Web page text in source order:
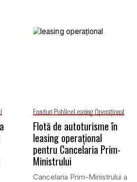
Fonduri PubliceLeasing Operaţional
Flotă de autoturisme în
leasing operațional
pentru Cancelaria Prim-
Ministrului
Cancelaria Prim-Ministrului a